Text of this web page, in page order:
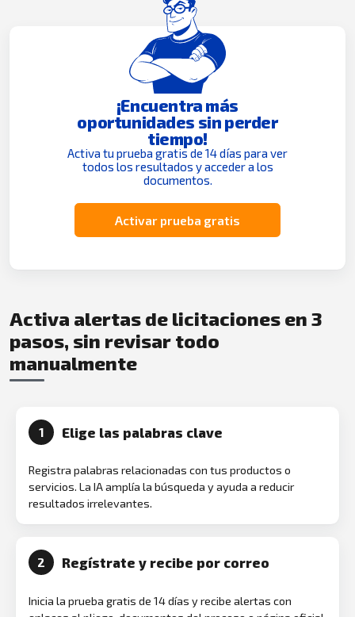
¡Encuentra más
oportunidades sin perder
tiempo!
Activa tu prueba gratis de 14 días para ver
todos los resultados y acceder a los
documentos.
Activar prueba gratis
Activa alertas de licitaciones en 3
pasos, sin revisar todo
manualmente
1 Elige las palabras clave
Registra palabras relacionadas con tus productos o
servicios. La IA amplía la búsqueda y ayuda a reducir
resultados irrelevantes.
2 Regístrate y recibe por correo
Inicia la prueba gratis de 14 días y recibe alertas con